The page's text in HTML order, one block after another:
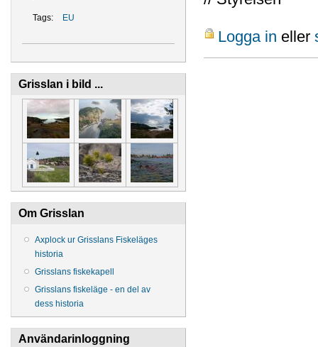
Tags: EU
Grisslan i bild ...
Om Grisslan
Axplock ur Grisslans Fiskeläges
historia
Grisslans fiskekapell
Grisslans fiskeläge - en del av
dess historia
Användarinloggning
Logga in eller